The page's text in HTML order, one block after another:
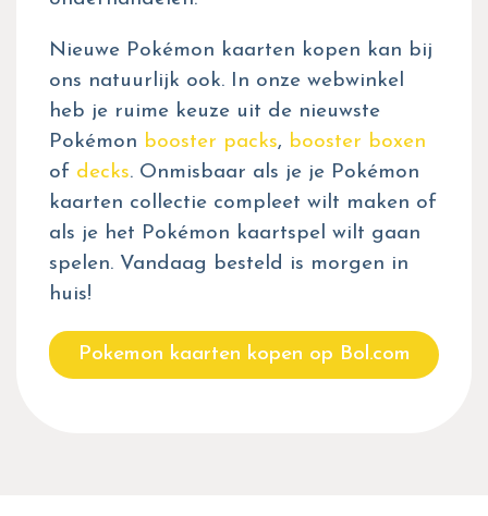
Nieuwe Pokémon kaarten kopen kan bij
ons natuurlijk ook. In onze webwinkel
heb je ruime keuze uit de nieuwste
Pokémon booster packs, booster boxen
of decks. Onmisbaar als je je Pokémon
kaarten collectie compleet wilt maken of
als je het Pokémon kaartspel wilt gaan
spelen. Vandaag besteld is morgen in
huis!
Pokemon kaarten kopen op Bol.com